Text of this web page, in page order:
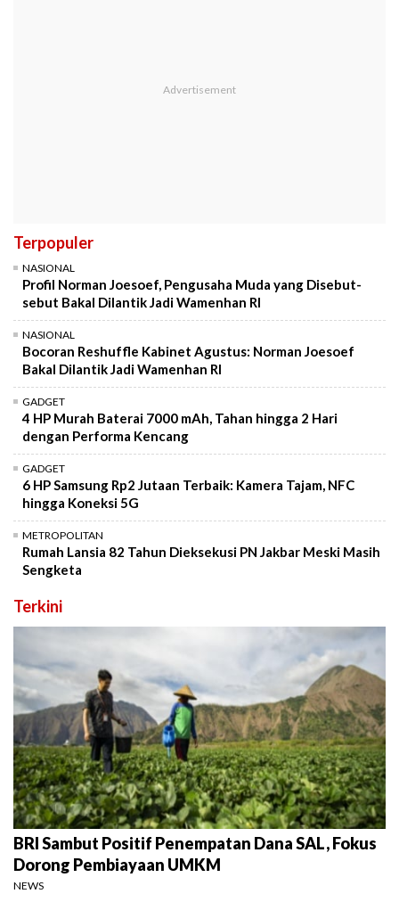
Terpopuler
NASIONAL
Profil Norman Joesoef, Pengusaha Muda yang Disebut-
sebut Bakal Dilantik Jadi Wamenhan RI
NASIONAL
Bocoran Reshuffle Kabinet Agustus: Norman Joesoef
Bakal Dilantik Jadi Wamenhan RI
GADGET
4 HP Murah Baterai 7000 mAh, Tahan hingga 2 Hari
dengan Performa Kencang
GADGET
6 HP Samsung Rp2 Jutaan Terbaik: Kamera Tajam, NFC
hingga Koneksi 5G
METROPOLITAN
Rumah Lansia 82 Tahun Dieksekusi PN Jakbar Meski Masih
Sengketa
Terkini
BRI Sambut Positif Penempatan Dana SAL, Fokus
Dorong Pembiayaan UMKM
NEWS